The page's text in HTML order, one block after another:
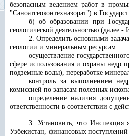
безопасным ведением работ в
"Саноатгеоконтехназорат") в
б) об образовании при
геологической деятельностью (далее
2. Определить основными
геологии и минеральным ресурсам:
осуществление
сфере использования и охраны недр
подземные воды), переработке
контроль за выполнением
комиссией по запасам полезных
определение наличия
ответственности в соответствии с
3. Установить, что Инспекция
Узбекистан, финансовых